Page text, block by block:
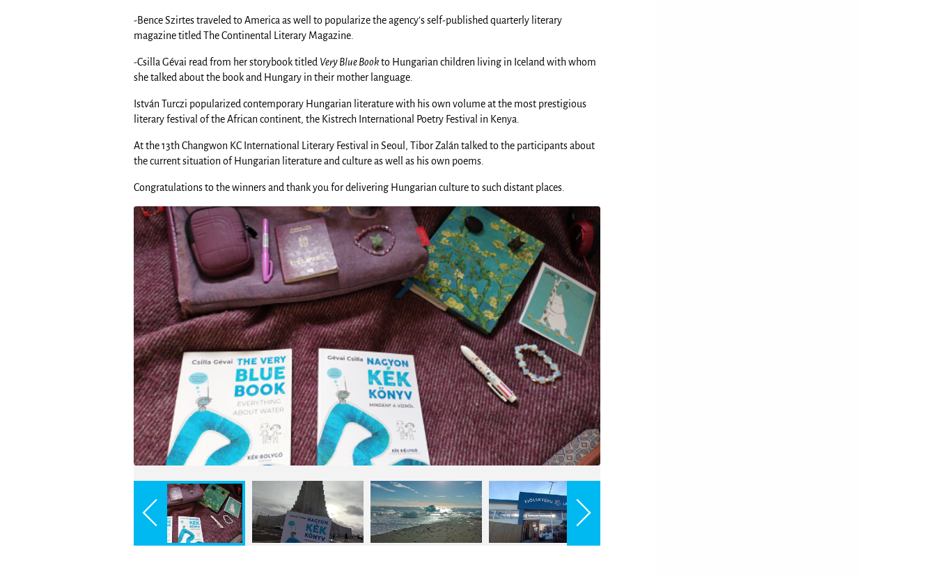
-Bence Szirtes traveled to America as well to popularize the agency’s self-published quarterly literary
magazine titled The Continental Literary Magazine.
-Csilla Gévai read from her storybook titled Very Blue Bookto Hungarian children living in Iceland with whom
she talked about the book and Hungary in their mother language.
István Turczi popularized contemporary Hungarian literature with his own volume at the most prestigious
literary festival of the African continent, the Kistrech International Poetry Festival in Kenya.
At the 13th Changwon KC International Literary Festival in Seoul, Tibor Zalán talked to the participants about
the current situation of Hungarian literature and culture as well as his own poems.
Congratulations to the winners and thank you for delivering Hungarian culture to such distant places.